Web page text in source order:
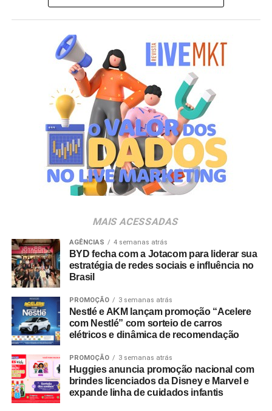
de setembro de 2026. Após a divulgação do resultado
oficial, os vencedores terão até o dia 16 de setembro para
realizar a retirada presencial dos ingressos e brindes no
espaço Villa Atende, localizado no piso G1 do shopping.
“O SP Open é um torneio muito relevante para a cidade e
para essa região. Como estamos no evento de forma tão
profunda, nada mais justo do que proporcionar essa
experiência para alguns dos nossos clientes fiéis”,
destaca Aline Ivanov, gerente de marketing do Shopping
Villa Lobos.
Para ingressar no programa e participar do sorteio, os
Shopping Villa Lobos, efetuar o cadastro e enviar
comprovantes fiscais de qualquer valor. O regulamento
completo está disponível no site do empreendimento.
MAIS ACESSADAS
AGÊNCIAS 4 semanas atrás
BYD fecha com a Jotacom para liderar sua
estratégia de redes sociais e influência no
Brasil
PROMOÇÃO 3 semanas atrás
Nestlé e AKM lançam promoção “Acelere
com Nestlé” com sorteio de carros
elétricos e dinâmica de recomendação
PROMOÇÃO 3 semanas atrás
Huggies anuncia promoção nacional com
brindes licenciados da Disney e Marvel e
expande linha de cuidados infantis